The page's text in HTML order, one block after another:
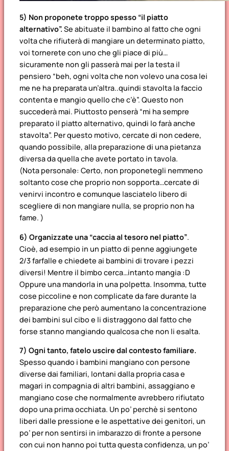
5) Non proponete troppo spesso “il piatto
alternativo”. Se abituate il bambino al fatto che ogni
volta che rifiuterà di mangiare un determinato piatto,
voi tornerete con uno che gli piace di più…
sicuramente non gli passerà mai per la testa il
pensiero “beh, ogni volta che non volevo una cosa lei
me ne ha preparata un’altra..quindi stavolta la faccio
contenta e mangio quello che c’è”. Questo non
succederà mai. Piuttosto penserà “mi ha sempre
preparato il piatto alternativo, quindi lo farà anche
stavolta”. Per questo motivo, cercate di non cedere,
quando possibile, alla preparazione di una pietanza
diversa da quella che avete portato in tavola.
(Nota personale: Certo, non proponetegli nemmeno
soltanto cose che proprio non sopporta…cercate di
venirvi incontro e comunque lasciatelo libero di
scegliere di non mangiare nulla, se proprio non ha
fame. )
6) Organizzate una “caccia al tesoro nel piatto”.
Cioè, ad esempio in un piatto di penne aggiungete
2/3 farfalle e chiedete ai bambini di trovare i pezzi
diversi! Mentre il bimbo cerca…intanto mangia :D
Oppure una mandorla in una polpetta. Insomma, tutte
cose piccoline e non complicate da fare durante la
preparazione che però aumentano la concentrazione
dei bambini sul cibo e li distraggono dal fatto che
forse stanno mangiando qualcosa che non li esalta.
7) Ogni tanto, fatelo uscire dal contesto familiare.
Spesso quando i bambini mangiano con persone
diverse dai familiari, lontani dalla propria casa e
magari in compagnia di altri bambini, assaggiano e
mangiano cose che normalmente avrebbero rifiutato
dopo una prima occhiata. Un po’ perchè si sentono
liberi dalle pressione e le aspettative dei genitori, un
po’ per non sentirsi in imbarazzo di fronte a persone
con cui non hanno poi tutta questa confidenza, un po’